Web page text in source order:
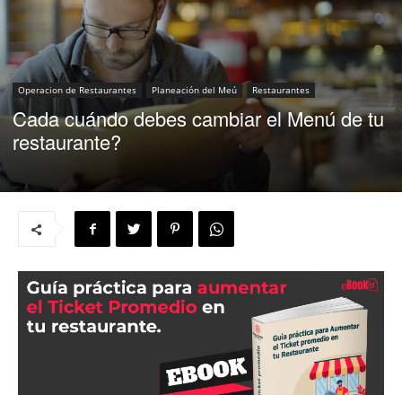
|
Capacitación
para
Restaurantes
|
Operacion de Restaurantes Planeación del Meú Restaurantes
Cada cuándo debes cambiar el Menú de tu
restaurante?